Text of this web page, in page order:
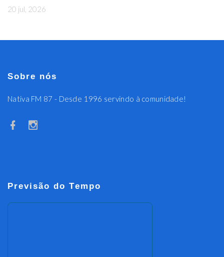
20 jul, 2026
Sobre nós
Nativa FM 87 - Desde 1996 servindo à comunidade!
Previsão do Tempo